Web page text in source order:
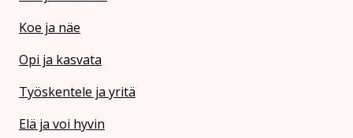
Koe ja näe
Opi ja kasvata
Työskentele ja yritä
Elä ja voi hyvin